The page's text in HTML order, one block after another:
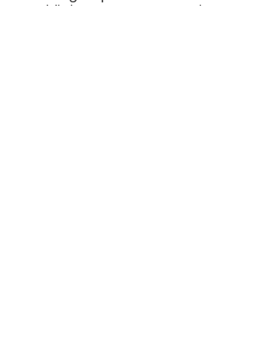
Visitez notre magasin